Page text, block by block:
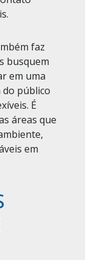
faz
busquem
em uma
público
É
áreas que
em